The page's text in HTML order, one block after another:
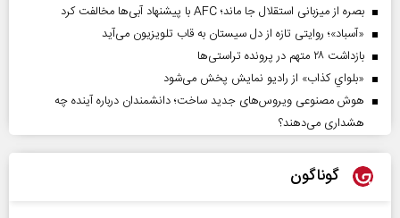
بصره از میزبانی استقلال جا ماند؛ AFC با پیشنهاد آبی‌ها مخالفت کرد
«آسباد»؛ روایتی تازه از دل سیستان به قاب تلویزیون می‌آید
بازداشت ۲۸ متهم در پرونده تراستی‌ها
«بلواي کذاب» از رادیو نمایش پخش می‌شود
هوش مصنوعی ویروس‌های جدید ساخت؛ دانشمندان درباره آینده چه
هشداری می‌دهند؟
گوناگون